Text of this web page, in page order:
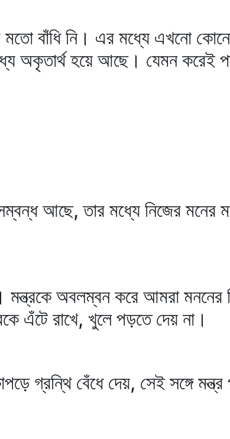
বাঁধি নি। এর মধ্যে এখনো কোনো
অকৃতার্থ হয়ে আছে। যেমন করেই
আছে, তার মধ্যে নিজের মনের
অবলম্বন করে আমরা মননের
এঁটে রাখে, খুলে পড়তে দেয় না।
গ্রন্থি বেঁধে দেয়, সেই সঙ্গে